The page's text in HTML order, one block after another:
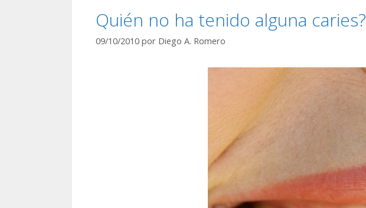
Quién no ha tenido alguna caries?
09/10/2010 por Diego A. Romero